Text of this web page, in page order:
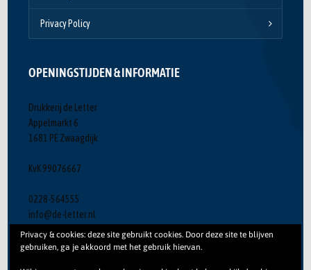
Privacy Policy
OPENINGSTIJDEN & INFORMATIE
Drukkerij de Letter
Appelmarkt 6
1681 PE Zwaagdijk
KvK 99076667
0228-564555
info@de-letter.nl
Maandag -vrijdag: 8.30 - 16.15
Lunch: 12.30 - 13.00
Privacy & cookies: deze site gebruikt cookies. Door deze site te blijven
gebruiken, ga je akkoord met het gebruik hiervan.